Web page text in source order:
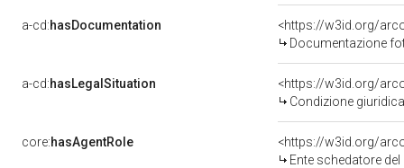
a-cd:hasDocumentation
Documentazione
a-cd:hasLegalSituation
Condizione
core:hasAgentRole
<https://w3id.org/
Ente schedatore